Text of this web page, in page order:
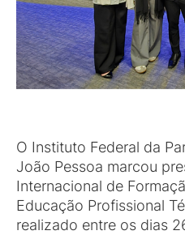
O Instituto Federal da
João Pessoa marcou
Internacional de
Educação Profissional
realizado entre os dias